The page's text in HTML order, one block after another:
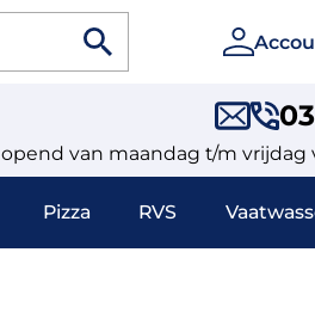
van maandag t/m vrijdag
Pizza RVS